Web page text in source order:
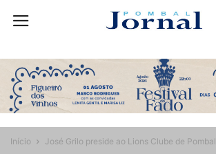
Início José Grilo preside ao Lions Clube de Pombal